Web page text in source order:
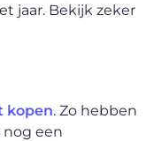
jaar. Bekijk zeker
kopen. Zo hebben
nog een